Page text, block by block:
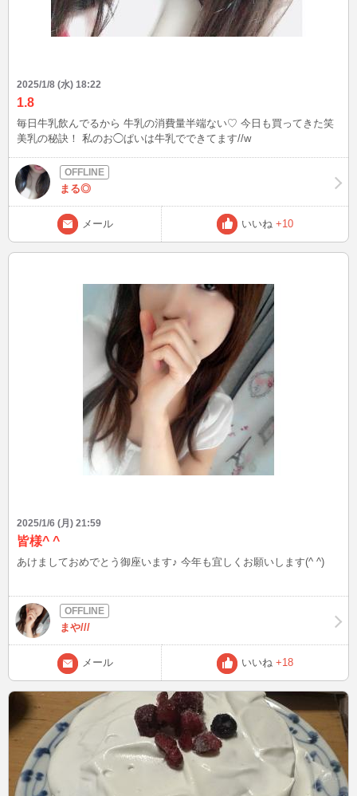
2025/1/8 (水) 18:22
1.8
毎日牛乳飲んでるから 牛乳の消費量半端ない♡ 今日も買ってきた笑
美乳の秘訣！ 私のお◯ぱいは牛乳でできてます//w
まる◎
メール いいね +10
2025/1/6 (月) 21:59
皆様^ ^
あけましておめでとう御座います♪ 今年も宜しくお願いします(^ ^)
まや///
メール いいね +18